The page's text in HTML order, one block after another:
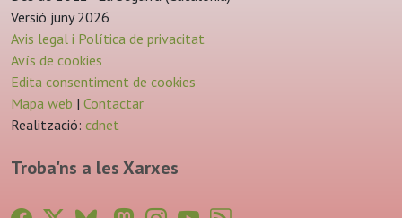
Versió juny 2026
Avis legal i Política de privacitat
Avís de cookies
Edita consentiment de cookies
Mapa web | Contactar
Realització: cdnet
Troba'ns a les Xarxes